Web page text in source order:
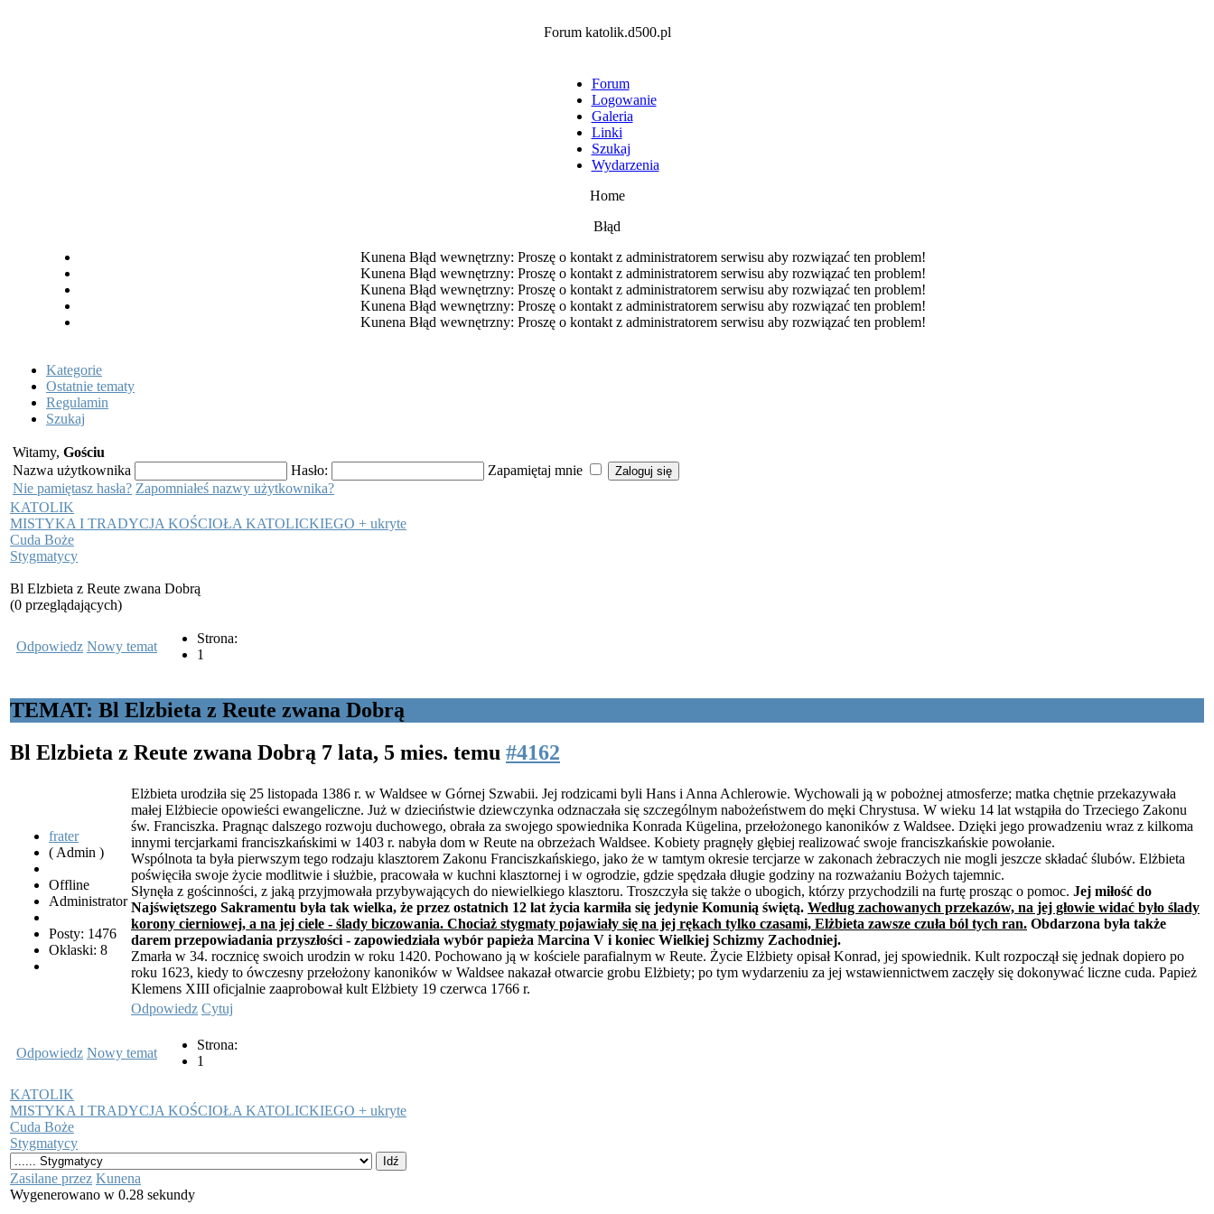
Forum katolik.d500.pl
Forum
Logowanie
Galeria
Linki
Szukaj
Wydarzenia
Home
Błąd
Kunena Błąd wewnętrzny: Proszę o kontakt z administratorem serwisu aby rozwiązać ten problem!
Kunena Błąd wewnętrzny: Proszę o kontakt z administratorem serwisu aby rozwiązać ten problem!
Kunena Błąd wewnętrzny: Proszę o kontakt z administratorem serwisu aby rozwiązać ten problem!
Kunena Błąd wewnętrzny: Proszę o kontakt z administratorem serwisu aby rozwiązać ten problem!
Kunena Błąd wewnętrzny: Proszę o kontakt z administratorem serwisu aby rozwiązać ten problem!
Kategorie
Ostatnie tematy
Regulamin
Szukaj
Witamy, Gościu
Nazwa użytkownika
Hasło:
Zapamiętaj mnie
Nie pamiętasz hasła? Zapomniałeś nazwy użytkownika?
KATOLIK
MISTYKA I TRADYCJA KOŚCIOŁA KATOLICKIEGO + ukryte
Cuda Boże
Stygmatycy
Bl Elzbieta z Reute zwana Dobrą
(0 przeglądających)
Odpowiedz Nowy temat
Strona:
1
TEMAT: Bl Elzbieta z Reute zwana Dobrą
Bl Elzbieta z Reute zwana Dobrą 7 lata, 5 mies. temu #4162
frater
( Admin )
Offline
Administrator
Posty: 1476
Oklaski: 8
Elżbieta urodziła się 25 listopada 1386 r. w Waldsee w Górnej Szwabii. Jej rodzicami byli Hans i Anna Achlerowie. Wychowali ją w pobożnej atmosferze; matka chętnie przekazywała
małej Elżbiecie opowieści ewangeliczne. Już w dzieciństwie dziewczynka odznaczała się szczególnym nabożeństwem do męki Chrystusa. W wieku 14 lat wstąpiła do Trzeciego Zakonu
św. Franciszka. Pragnąc dalszego rozwoju duchowego, obrała za swojego spowiednika Konrada Kügelina, przełożonego kanoników z Waldsee. Dzięki jego prowadzeniu wraz z kilkoma
innymi tercjarkami franciszkańskimi w 1403 r. nabyła dom w Reute na obrzeżach Waldsee. Kobiety pragnęły głębiej realizować swoje franciszkańskie powołanie.
Wspólnota ta była pierwszym tego rodzaju klasztorem Zakonu Franciszkańskiego, jako że w tamtym okresie tercjarze w zakonach żebraczych nie mogli jeszcze składać ślubów. Elżbieta
poświęciła swoje życie modlitwie i służbie, pracowała w kuchni klasztornej i w ogrodzie, gdzie spędzała długie godziny na rozważaniu Bożych tajemnic.
Słynęła z gościnności, z jaką przyjmowała przybywających do niewielkiego klasztoru. Troszczyła się także o ubogich, którzy przychodzili na furtę prosząc o pomoc. Jej miłość do
Najświętszego Sakramentu była tak wielka, że przez ostatnich 12 lat życia karmiła się jedynie Komunią świętą. Według zachowanych przekazów, na jej głowie widać było ślady
korony cierniowej, a na jej ciele - ślady biczowania. Chociaż stygmaty pojawiały się na jej rękach tylko czasami, Elżbieta zawsze czuła ból tych ran. Obdarzona była także
darem przepowiadania przyszłości - zapowiedziała wybór papieża Marcina V i koniec Wielkiej Schizmy Zachodniej.
Zmarła w 34. rocznicę swoich urodzin w roku 1420. Pochowano ją w kościele parafialnym w Reute. Życie Elżbiety opisał Konrad, jej spowiednik. Kult rozpoczął się jednak dopiero po
roku 1623, kiedy to ówczesny przełożony kanoników w Waldsee nakazał otwarcie grobu Elżbiety; po tym wydarzeniu za jej wstawiennictwem zaczęły się dokonywać liczne cuda. Papież
Klemens XIII oficjalnie zaaprobował kult Elżbiety 19 czerwca 1766 r.
Odpowiedz Cytuj
Odpowiedz Nowy temat
Strona:
1
KATOLIK
MISTYKA I TRADYCJA KOŚCIOŁA KATOLICKIEGO + ukryte
Cuda Boże
Stygmatycy
Zasilane przez Kunena
Wygenerowano w 0.28 sekundy